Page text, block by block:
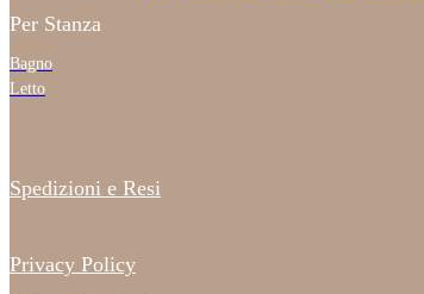
Per Stanza
Bagno
Letto
Spedizioni e Resi
Privacy Policy